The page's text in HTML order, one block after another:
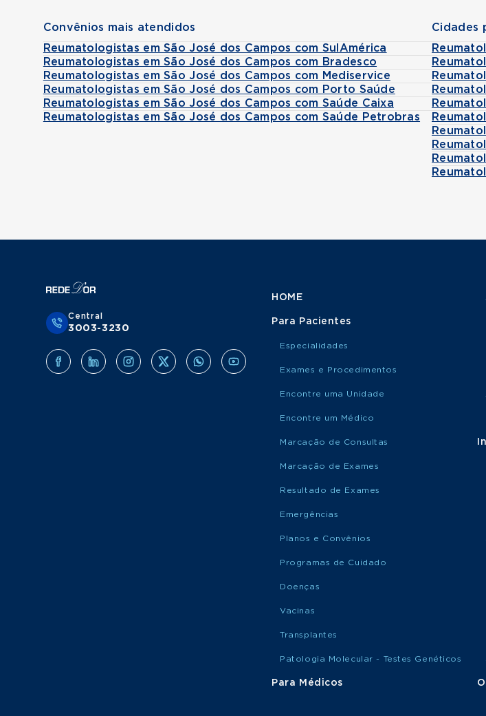
Convênios mais atendidos
Reumatologistas em São José dos Campos com SulAmérica
Reumatologistas em São José dos Campos com Bradesco
Reumatologistas em São José dos Campos com Mediservice
Reumatologistas em São José dos Campos com Porto Saúde
Reumatologistas em São José dos Campos com Saúde Caixa
Reumatologistas em São José dos Campos com Saúde Petrobras
Cidades
Central
3003-3230
HOME
Para Pacientes
Especialidades
Exames e Procedimentos
Encontre uma Unidade
Encontre um Médico
Marcação de Consultas
Marcação de Exames
Resultado de Exames
Emergências
Planos e Convênios
Programas de Cuidado
Doenças
Vacinas
Transplantes
Patologia Molecular - Testes Genéticos
Para Médicos